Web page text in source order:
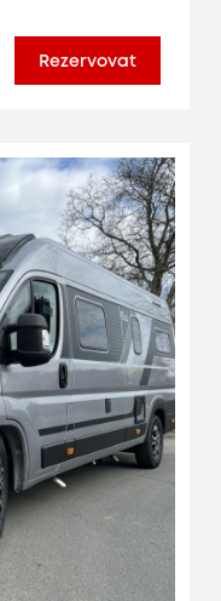
Rezervovat